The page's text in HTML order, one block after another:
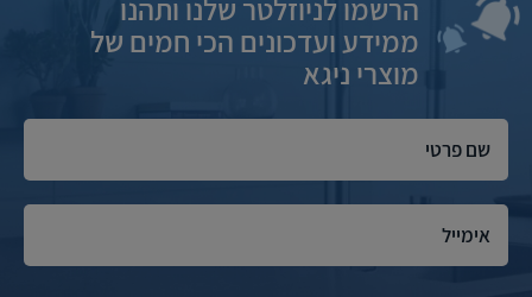
הרשמו לניוזלטר שלנו ותהנו
ממידע ועדכונים הכי חמים של
מוצרי ניגא